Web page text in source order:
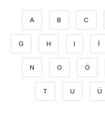
A B C
G H I İ
N O Ö
T U Ü